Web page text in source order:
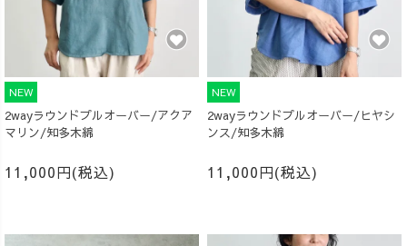
NEW
2wayラウンドプルオーバー/アクア
マリン/知多木綿
11,000円(税込)
NEW
2wayラウンドプルオーバー/ヒヤシ
ンス/知多木綿
11,000円(税込)